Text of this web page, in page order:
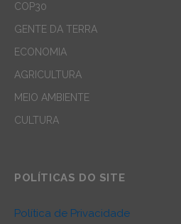
COP30
GENTE DA TERRA
ECONOMIA
AGRICULTURA
MEIO AMBIENTE
CULTURA
POLÍTICAS DO SITE
Política de Privacidade